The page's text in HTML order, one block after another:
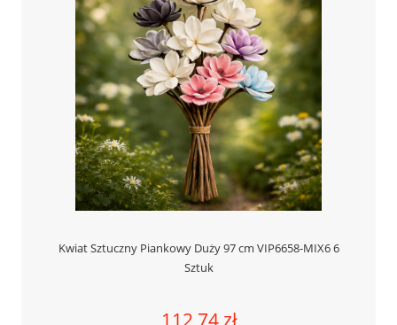
Kwiat Sztuczny Piankowy Duży 97 cm VIP6658-MIX6 6
Sztuk
112,74 zł